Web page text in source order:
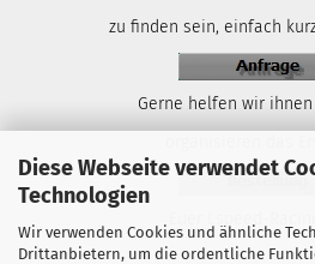
Diese Webseite verwendet
Technologien
Wir verwenden Cookies und ähnliche
Drittanbietern, um die ordentliche
zu finden sein, einfach
Gerne helfen wir